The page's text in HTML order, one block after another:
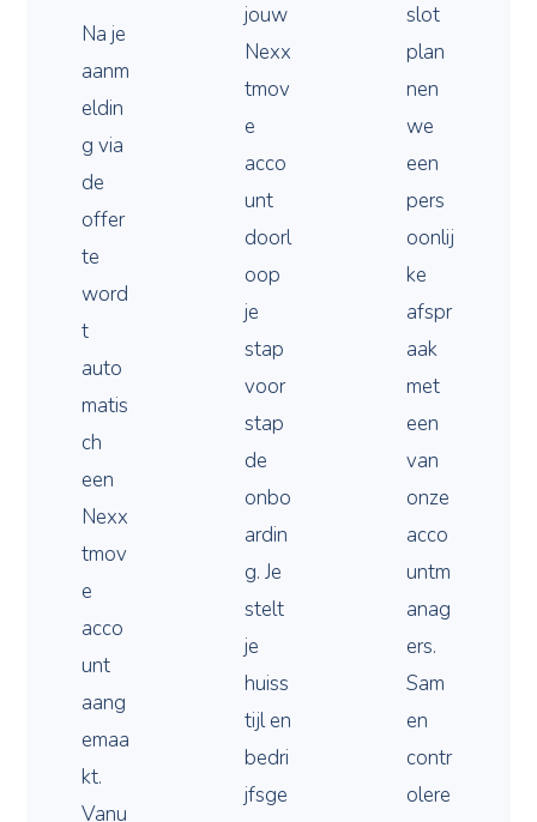
Na je
aanm
eldin
g via
de
offer
te
word
t
auto
matis
ch
een
Nexx
tmov
e
acco
unt
aang
emaa
kt.
Vanu
jouw
Nexx
tmov
e
acco
unt
doorl
oop
je
stap
voor
stap
de
onbo
ardin
g. Je
stelt
je
huiss
tijl en
bedri
jfsge
slot
plan
nen
we
een
pers
oonlij
ke
afspr
aak
met
een
van
onze
acco
untm
anag
ers.
Sam
en
contr
olere